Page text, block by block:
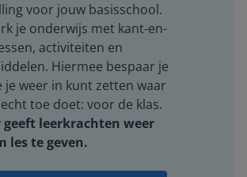
voor jouw basisschool.
je onderwijs met kant-en-
activiteiten en
Hiermee bespaar je
je weer in kunt zetten waar
toe doet: voor de klas.
geeft leerkrachten weer
les te geven.